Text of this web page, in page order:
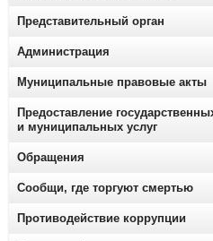
Представительный орган
Администрация
Муниципальные правовые акты
Предоставление
и муниципальных услуг
Обращения
Сообщи, где торгуют смертью
Противодействие коррупции